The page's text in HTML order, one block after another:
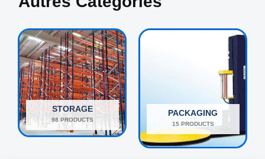
STORAGE
98 PRODUCTS
PACKAGING
15 PRODUCTS